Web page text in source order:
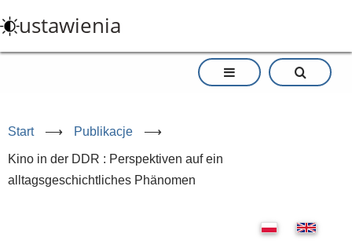
do
treści
ustawienia
Start ⟶ Publikacje ⟶
Kino in der DDR : Perspektiven auf ein
alltagsgeschichtliches Phänomen